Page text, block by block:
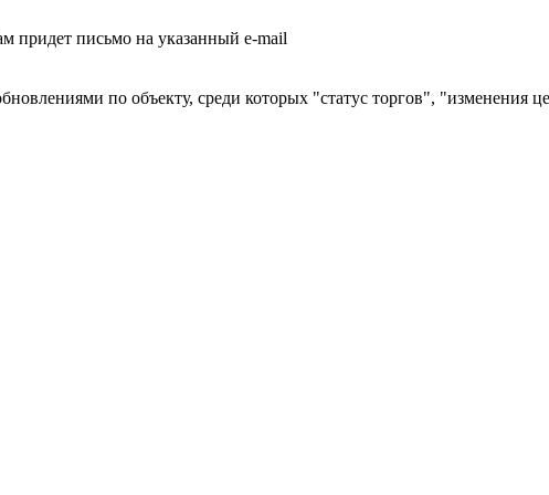
придет письмо на указанный e-mail
по объекту, среди которых "статус торгов", "изменения